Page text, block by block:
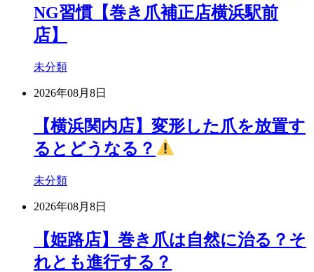
NG習慣【巻き爪補正店横浜駅前
店】
未分類
2026年08月8日
【横浜関内店】変形した爪を放置す
るとどうなる？
未分類
2026年08月8日
【姫路店】巻き爪は自然に治る？そ
れとも進行する？